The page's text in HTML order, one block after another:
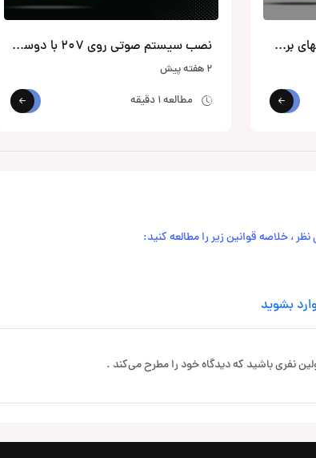
آمپ پروسسور مخصوص ماشینهای برقی و هیبریدی نصب سیستم صوتی روی 207 با دوساب زیر صندلی از الپاین
2 هفته پیش
مطالعه 1 دقیقه
، خلاصه قوانین زیر را مطالعه کنید:
بشوید
نفری باشید که دیدگاه خود را مطرح می‌کند .